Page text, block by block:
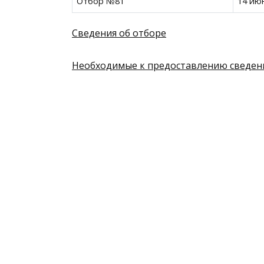
Сведения об отборе
Необходимые к предоставлению